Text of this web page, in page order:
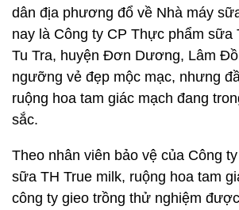
dân địa phương đổ về Nhà máy
nay là Công ty CP Thực phẩm sữa
Tu Tra, huyện Đơn Dương, Lâm
ngưỡng vẻ đẹp mộc mạc, nhưng
ruộng hoa tam giác mạch đang
sắc.
Theo nhân viên bảo vệ của Công
sữa TH True milk, ruộng hoa tam
công ty gieo trồng thử nghiệm